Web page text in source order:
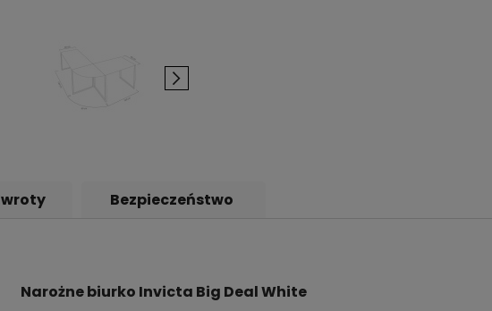
Bezpieczeństwo
Narożne biurko Invicta Big Deal White